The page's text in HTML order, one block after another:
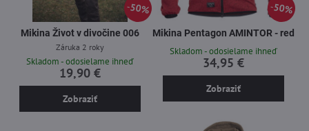
50%
Mikina Život v divočine 006
Záruka 2 roky
Skladom - odosielame ihneď
19,90 €
Zobraziť
50%
Mikina Pentagon AMINTOR - red
Skladom - odosielame ihneď
34,95 €
Zobraziť